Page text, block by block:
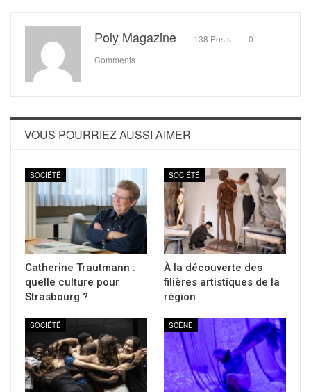
Poly Magazine 138 Posts
0
Comments
VOUS POURRIEZ AUSSI AIMER
SOCIÉTÉ
Catherine Trautmann :
quelle culture pour
Strasbourg ?
SOCIÉTÉ
À la découverte des
filières artistiques de la
région
SOCIÉTÉ SCÈNE